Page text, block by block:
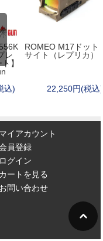
レ
】
込)
ROMEO M17ドット
サイト（レプリカ）
22,250円(税込)
マイアカウント
員登録
ログイン
カートを見る
お問い合わせ